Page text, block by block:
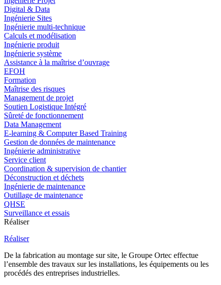
Digital & Data
Ingénierie Sites
Ingénierie multi-technique
Calculs et modélisation
Ingénierie produit
Ingénierie système
Assistance à la maîtrise d’ouvrage
EFOH
Formation
Maîtrise des risques
Management de projet
Soutien Logistique Intégré
Sûreté de fonctionnement
Data Management
E-learning & Computer Based Training
Gestion de données de maintenance
Ingénierie administrative
Service client
Coordination & supervision de chantier
Déconstruction et déchets
Ingénierie de maintenance
Outillage de maintenance
QHSE
Surveillance et essais
Réaliser
Réaliser
De la fabrication au montage sur site, le Groupe Ortec effectue
l’ensemble des travaux sur les installations, les équipements ou les
procédés des entreprises industrielles.